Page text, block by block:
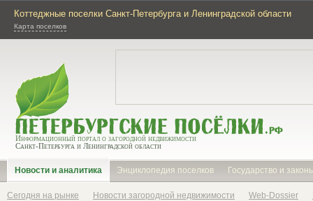
Коттеджные поселки Санкт-Петербурга и Ленинградской области
Карта поселков
Информационный портал о загородной недвижимости
Санкт-Петербурга и Ленинградской области
Новости и аналитика Энциклопедия поселков Государство и
Сегодня на рынке Новости загородной недвижимости Web-Dossier